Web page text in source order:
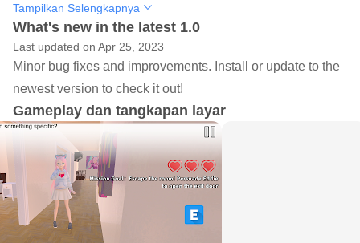
FITUR
Benamkan diri Anda dalam pengalaman bermain yang
benar-benar unik tanpa skrip yang harus diikuti
Bernegosiasi dengan gadis kucing Yandere yang
kompleks dan tidak dapat diprediksi, yang kepribadian dan
suasana hatinya akan berubah dari satu putaran ke
putaran lainnya
Pilihan dan percakapanmu dengan gadis kucing Yandere
akan berdampak signifikan pada hasil permainan, jadi
jadilah strategis dan pikirkan baik-baik.
Tampilkan Selengkapnya
What's new in the latest 1.0
Last updated on Apr 25, 2023
Minor bug fixes and improvements. Install or update to the
newest version to check it out!
Gameplay dan tangkapan layar